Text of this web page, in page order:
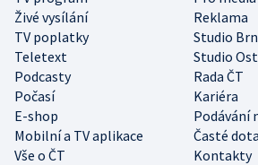
Živé vysílání
Reklama
TV poplatky
Studio
Teletext
Studio
Podcasty
Rada ČT
Počasí
Kariéra
E-shop
Podávání
Mobilní a TV aplikace
Časté
Vše o ČT
Kontakty